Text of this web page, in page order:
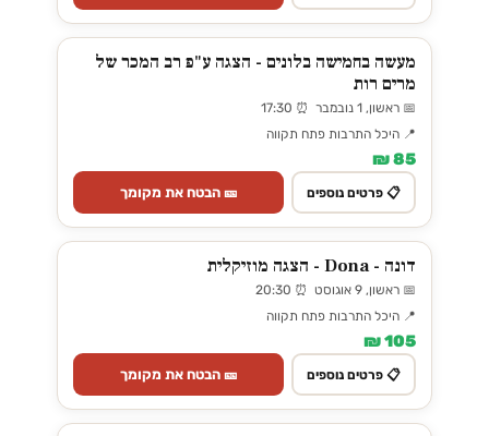
מעשה בחמישה בלונים - הצגה ע"פ רב המכר של
מרים רות
📅 ראשון, 1 נובמבר ⏰ 17:30
📍 היכל התרבות פתח תקווה
85 ₪
📋 פרטים נוספים 🎫 הבטח את מקומך
דונה - Dona - הצגה מוזיקלית
📅 ראשון, 9 אוגוסט ⏰ 20:30
📍 היכל התרבות פתח תקווה
105 ₪
📋 פרטים נוספים 🎫 הבטח את מקומך